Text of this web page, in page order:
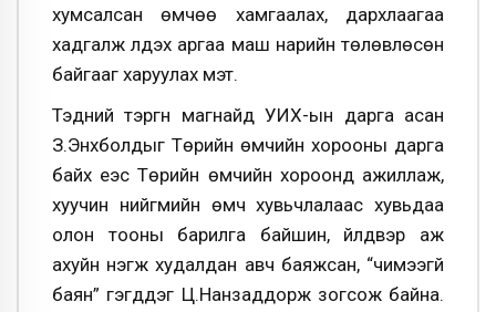
хумсалсан өмчөө хамгаалах, дархлаагаа
хадгалж үлдэх аргаа маш нарийн төлөвлөсөн
байгааг харуулах мэт.
Тэдний тэргүүн магнайд УИХ-ын дарга асан
З.Энхболдыг Төрийн өмчийн хорооны дарга
байх үеэс Төрийн өмчийн хороонд ажиллаж,
хуучин нийгмийн өмч хувьчлалаас хувьдаа
олон тооны барилга байшин, үйлдвэр аж
ахуйн нэгж худалдан авч баяжсан, “чимээгүй
баян” гэгддэг Ц.Нанзаддорж зогсож байна.